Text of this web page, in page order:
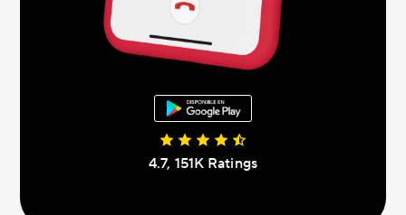
4.7, 151K Ratings